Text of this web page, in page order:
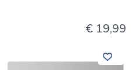
€ 19,99